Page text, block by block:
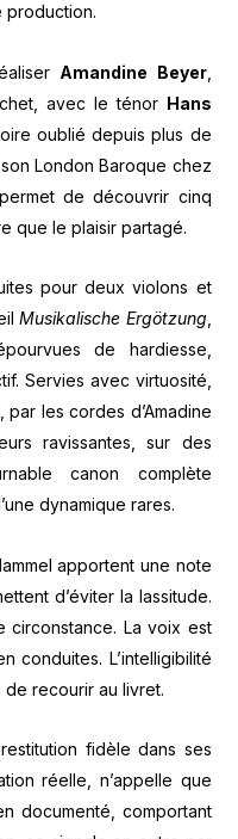
production.
Amandine Beyer,
avec le ténor Hans
oublié depuis plus de
London Baroque chez
de découvrir cinq
que le plaisir partagé.
pour deux violons et
Musikalische Ergötzung,
de hardiesse,
Servies avec virtuosité,
par les cordes d’Amadine
ravissantes, sur des
canon complète
dynamique rares.
apportent une note
d’éviter la lassitude.
circonstance. La voix est
conduites. L’intelligibilité
recourir au livret.
fidèle dans ses
réelle, n’appelle que
documenté, comportant